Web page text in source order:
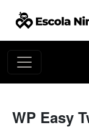
WP Easy